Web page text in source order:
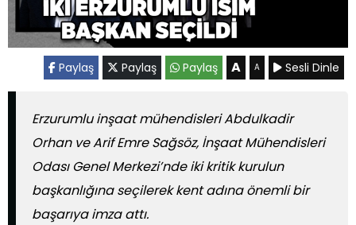
Paylaş Paylaş Paylaş A A Sesli Dinle
Erzurumlu inşaat mühendisleri Abdulkadir
Orhan ve Arif Emre Sağsöz, İnşaat Mühendisleri
Odası Genel Merkezi’nde iki kritik kurulun
başkanlığına seçilerek kent adına önemli bir
başarıya imza attı.